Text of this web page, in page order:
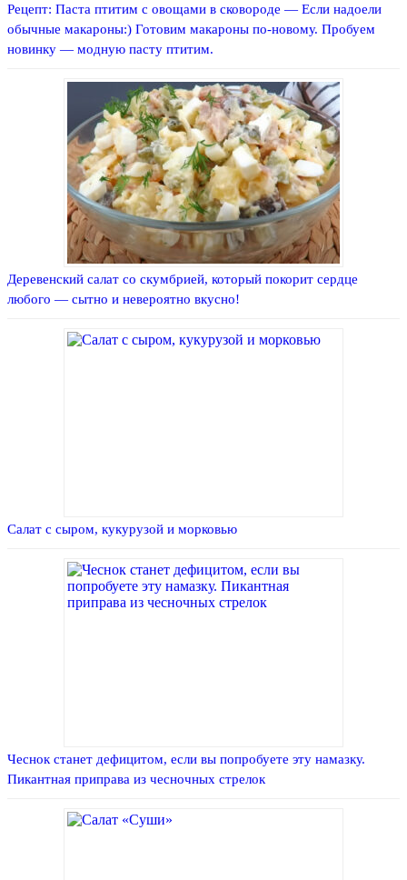
Рецепт: Паста птитим с овощами в сковороде — Если надоели
обычные макароны:) Готовим макароны по-новому. Пробуем
новинку — модную пасту птитим.
Деревенский салат со скумбрией, который покорит сердце
любого — сытно и невероятно вкусно!
Салат с сыром, кукурузой и морковью
Чеснок станет дефицитом, если вы попробуете эту намазку.
Пикантная приправа из чесночных стрелок